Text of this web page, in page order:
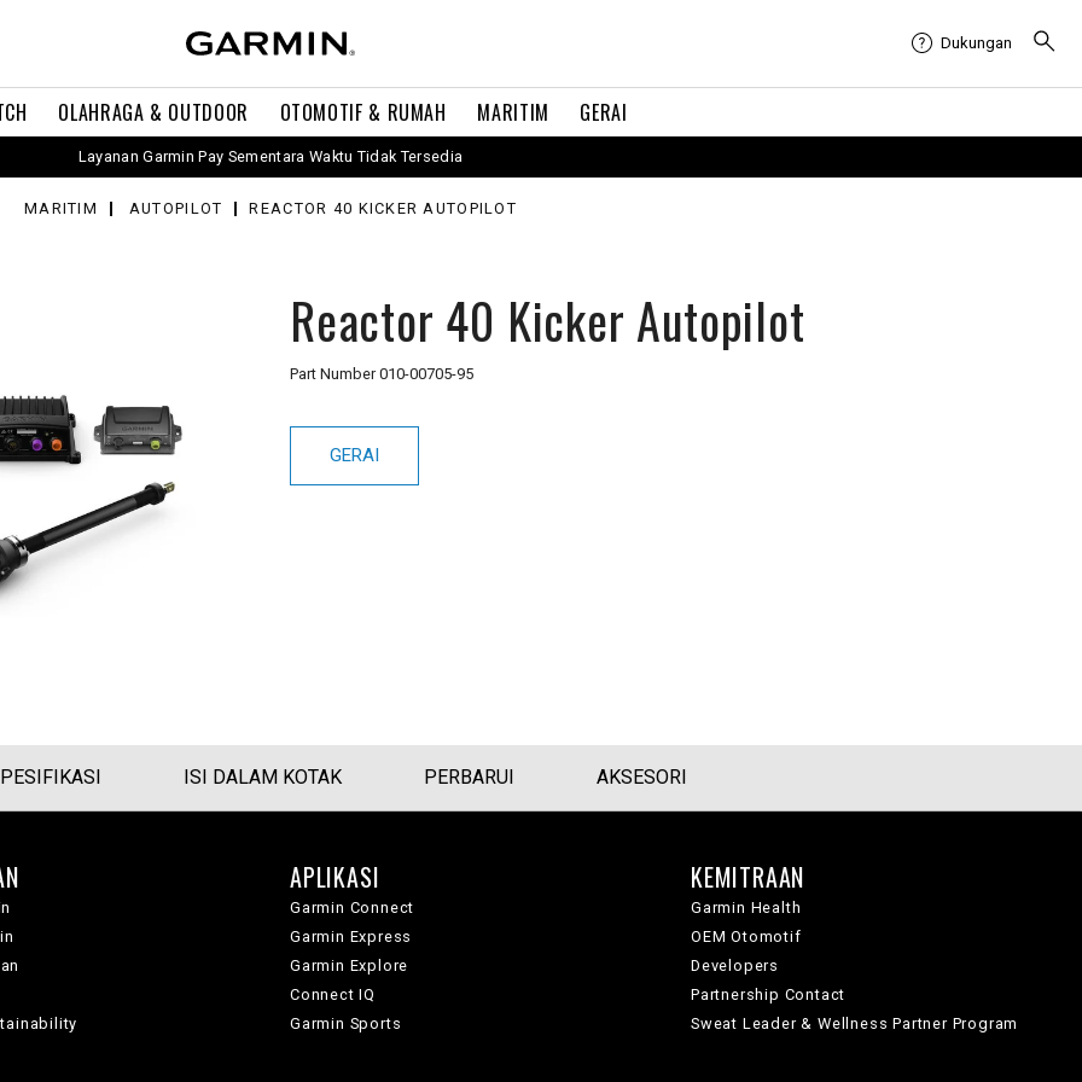
OLAHRAGA & OUTDOOR OTOMOTIF & RUMAH MARITIM GERAI
Dukungan
Layanan Garmin Pay Sementara Waktu Tidak Tersedia
MARITIM AUTOPILOT REACTOR 40 KICKER AUTOPILOT
Reactor 40 Kicker Autopilot
Part Number010-00705-95
GERAI
ISI DALAM KOTAK PERBARUI AKSESORI
APLIKASI
Garmin Connect
Garmin Express
Garmin Explore
Connect IQ
Garmin Sports
KEMITRAAN
Garmin Health
OEM Otomotif
Developers
Partnership Contact
Sweat Leader & Wellness Partner Program